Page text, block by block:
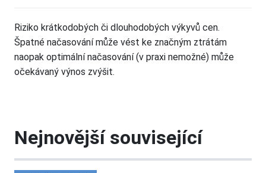
Riziko krátkodobých či dlouhodobých výkyvů cen.
Špatné načasování může vést ke značným ztrátám
naopak optimální načasování (v praxi nemožné) může
očekávaný výnos zvýšit.
Nejnovější související